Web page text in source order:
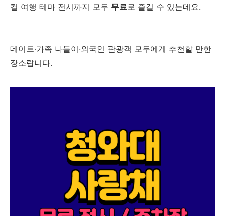
컬 여행 테마 전시까지 모두 무료로 즐길 수 있는데요.
데이트·가족 나들이·외국인 관광객 모두에게 추천할 만한
장소랍니다.